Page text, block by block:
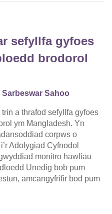
sefyllfa gyfoes
brodorol
Sarbeswar Sahoo
a thrafod sefyllfa gyfoes
ym Mangladesh. Yn
corpws o
Adolygiad Cyfnodol
monitro hawliau
Unedig bob pum
amcangyfrifir bod pum